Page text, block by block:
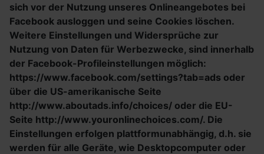
sich vor der Nutzung unseres Onlineangebotes bei
Facebook ausloggen und seine Cookies löschen.
Weitere Einstellungen und Widersprüche zur
Nutzung von Daten für Werbezwecke, sind innerhalb
der Facebook-Profileinstellungen möglich:
https://www.facebook.com/settings?tab=ads oder
über die US-amerikanische Seite
http://www.aboutads.info/choices/ oder die EU-
Seite http://www.youronlinechoices.com/. Die
Einstellungen erfolgen plattformunabhängig, d.h. sie
werden für alle Geräte, wie Desktopcomputer oder